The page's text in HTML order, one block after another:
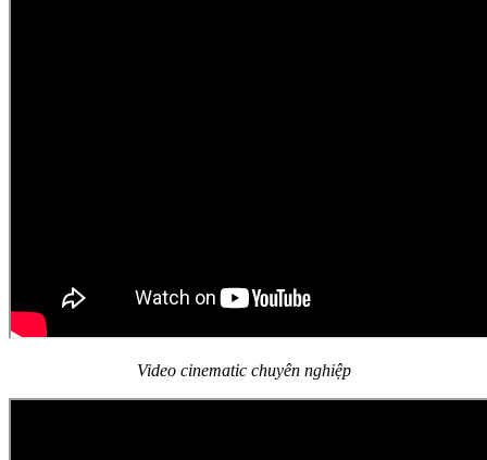
Video cinematic chuyên nghiệp